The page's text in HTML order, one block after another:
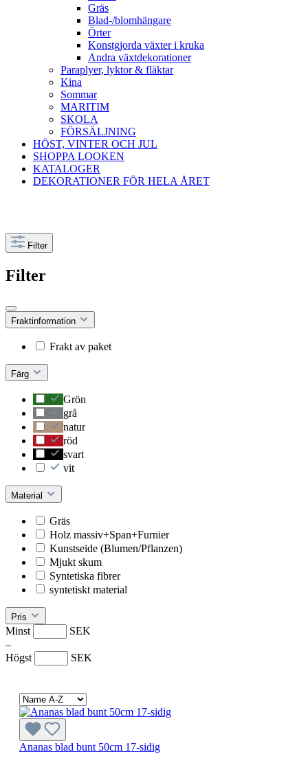
Gräs
Blad-/blomhängare
Örter
Konstgjorda växter i kruka
Andra växtdekorationer
Paraplyer, lyktor & fläktar
Kina
Sommar
MARITIM
SKOLA
FÖRSÄLJNING
HÖST, VINTER OCH JUL
SHOPPA LOOKEN
KATALOGER
DEKORATIONER FÖR HELA ÅRET
Filter
Filter
Fraktinformation
Frakt av paket
Färg
Grön
grå
natur
röd
svart
vit
Material
Gräs
Holz massiv+Span+Furnier
Kunstseide (Blumen/Pflanzen)
Mjukt skum
Syntetiska fibrer
syntetiskt material
Pris
Minst
SEK
–
Högst
SEK
Ananas blad bunt 50cm 17-sidig